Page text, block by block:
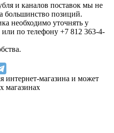
и каналов поставок мы не
большинство позиций.
необходимо уточнять у
или по телефону +7 812 363-4-
интернет-магазина и может
магазинах